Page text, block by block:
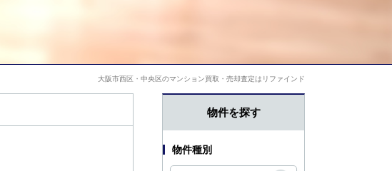
大阪市西区・中央区のマンション買取・売却査定はリファインド
物件を探す
物件種別